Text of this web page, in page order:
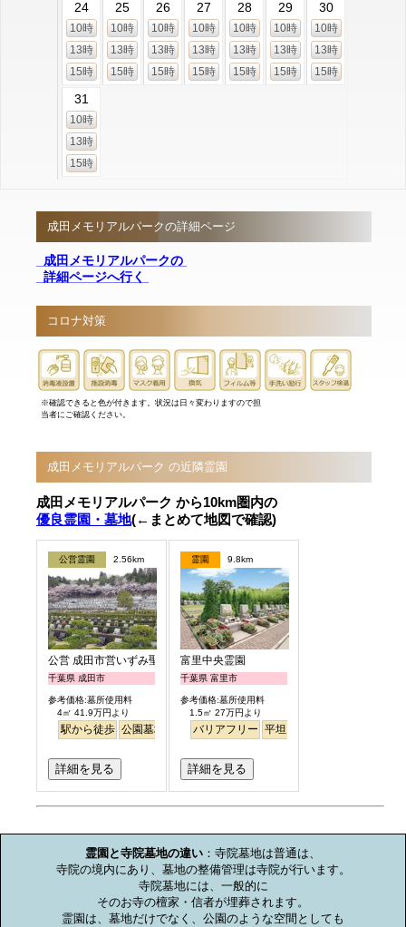
24
10時
13時
15時
25
10時
13時
15時
26
10時
13時
15時
27
10時
13時
15時
28
10時
13時
15時
29
10時
13時
15時
30
10時
13時
15時
31
10時
13時
15時
成田メモリアルパークの詳細ページ
成田メモリアルパークの
詳細ページへ行く
コロナ対策
※確認できると色が付きます。状況は日々変わりますので担
当者にご確認ください。
成田メモリアルパーク の近隣霊園
成田メモリアルパーク から10km圏内の
優良霊園・墓地(←まとめて地図で確認)
公営霊園 2.56km
公営 成田市営いずみ聖地公園
千葉県 成田市
参考価格:墓所使用料
4㎡ 41.9万円より
駅から徒歩 公園墓地
詳細を見る
霊園 9.8km
富里中央霊園
千葉県 富里市
参考価格:墓所使用料
1.5㎡ 27万円より
バリアフリー 平坦
詳細を見る
霊園と寺院墓地の違い ：寺院墓地は普通は、
寺院の境内にあり、墓地の整備管理は寺院が行います。
寺院墓地には、一般的に
そのお寺の檀家・信者が埋葬されます。
霊園は、墓地だけでなく、公園のような空間としても